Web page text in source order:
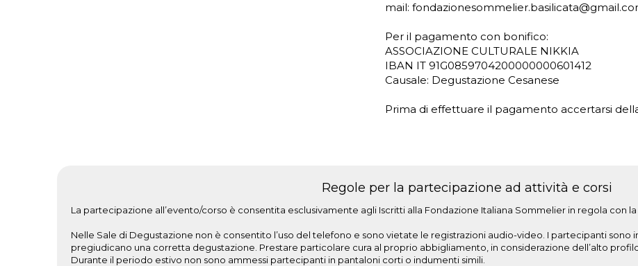
mail:
Per il pagamento con bonifico:
ASSOCIAZIONE CULTURALE NIKKIA
IBAN IT 91G0859704200000000601412
Causale: Degustazione Cesanese
Prima di effettuare il pagamento accertarsi
Regole per la partecipazione ad attività e corsi
La partecipazione all’evento/corso è consentita esclusivamente agli Iscritti alla Fondazione Italiana Sommelier in regola con la
Nelle Sale di Degustazione non è consentito l’uso del telefono e sono vietate le registrazioni audio-video. I partecipanti sono
pregiudicano una corretta degustazione. Prestare particolare cura al proprio abbigliamento, in considerazione dell’alto
Durante il periodo estivo non sono ammessi partecipanti in pantaloni corti o indumenti simili.